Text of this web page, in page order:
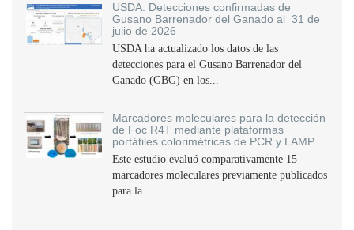
USDA: Detecciones confirmadas de
Gusano Barrenador del Ganado al 31 de
julio de 2026
USDA ha actualizado los datos de las
detecciones para el Gusano Barrenador del
Ganado (GBG) en los...
Marcadores moleculares para la detección
de Foc R4T mediante plataformas
portátiles colorimétricas de PCR y LAMP
Este estudio evaluó comparativamente 15
marcadores moleculares previamente publicados
para la...